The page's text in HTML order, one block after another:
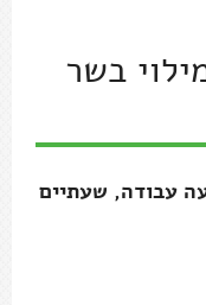
בשר
שעה עבודה, שעתיים